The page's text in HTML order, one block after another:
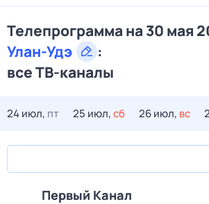
Телепрограмма на 30 мая
Улан-Удэ
:
все ТВ-каналы
24 июл, пт 25 июл,сб 26 июл, вс
Первый Канал